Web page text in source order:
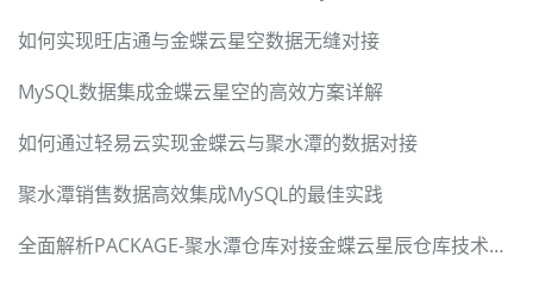
如何实现旺店通与金蝶云星空数据无缝对接
MySQL数据集成金蝶云星空的高效方案详解
如何通过轻易云实现金蝶云与聚水潭的数据对接
聚水潭销售数据高效集成MySQL的最佳实践
全面解析PACKAGE-聚水潭仓库对接金蝶云星辰仓库技术案例